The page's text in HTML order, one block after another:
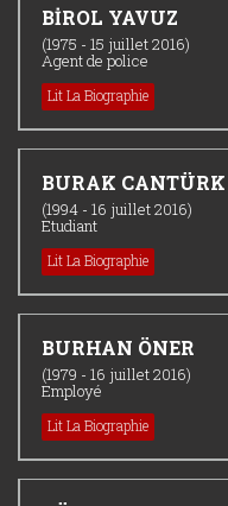
BİROL YAVUZ
(1975 - 15 juillet 2016)
Agent de police
Lit La Biographie
BURAK CANTÜRK
(1994 - 16 juillet 2016)
Etudiant
Lit La Biographie
BURHAN ÖNER
(1979 - 16 juillet 2016)
Employé
Lit La Biographie